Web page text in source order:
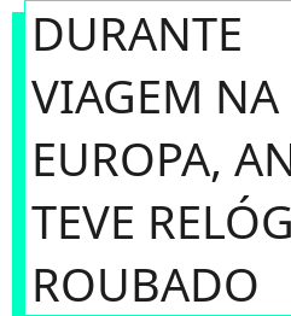
DURANTE
VIAGEM NA
EUROPA,
TEVE
ROUBADO